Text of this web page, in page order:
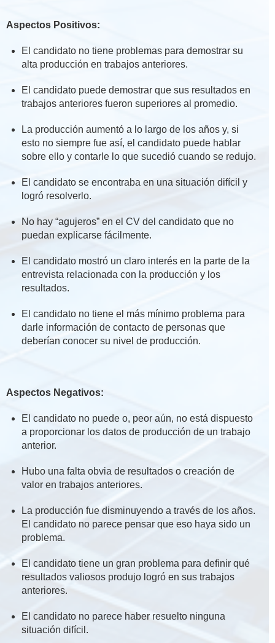
Aspectos Positivos:
El candidato no tiene problemas para demostrar su
alta producción en trabajos anteriores.
El candidato puede demostrar que sus resultados en
trabajos anteriores fueron superiores al promedio.
La producción aumentó a lo largo de los años y, si
esto no siempre fue así, el candidato puede hablar
sobre ello y contarle lo que sucedió cuando se redujo.
El candidato se encontraba en una situación difícil y
logró resolverlo.
No hay “agujeros” en el CV del candidato que no
puedan explicarse fácilmente.
El candidato mostró un claro interés en la parte de la
entrevista relacionada con la producción y los
resultados.
El candidato no tiene el más mínimo problema para
darle información de contacto de personas que
deberían conocer su nivel de producción.
Aspectos Negativos:
El candidato no puede o, peor aún, no está dispuesto
a proporcionar los datos de producción de un trabajo
anterior.
Hubo una falta obvia de resultados o creación de
valor en trabajos anteriores.
La producción fue disminuyendo a través de los años.
El candidato no parece pensar que eso haya sido un
problema.
El candidato tiene un gran problema para definir qué
resultados valiosos produjo logró en sus trabajos
anteriores.
El candidato no parece haber resuelto ninguna
situación difícil.